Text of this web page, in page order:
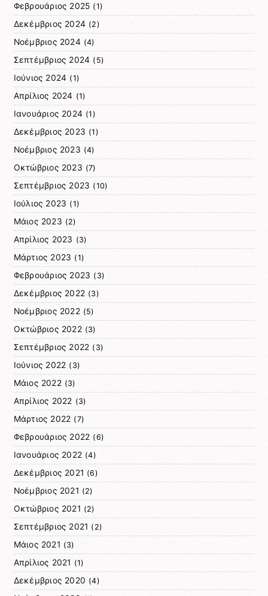
Φεβρουάριος 2025 (1)
Δεκέμβριος 2024 (2)
Νοέμβριος 2024 (4)
Σεπτέμβριος 2024 (5)
Ιούνιος 2024 (1)
Απρίλιος 2024 (1)
Ιανουάριος 2024 (1)
Δεκέμβριος 2023 (1)
Νοέμβριος 2023 (4)
Οκτώβριος 2023 (7)
Σεπτέμβριος 2023 (10)
Ιούλιος 2023 (1)
Μάιος 2023 (2)
Απρίλιος 2023 (3)
Μάρτιος 2023 (1)
Φεβρουάριος 2023 (3)
Δεκέμβριος 2022 (3)
Νοέμβριος 2022(5)
Οκτώβριος 2022(3)
Σεπτέμβριος 2022 (3)
Ιούνιος 2022 (3)
Μάιος 2022(3)
Απρίλιος 2022 (3)
Μάρτιος 2022 (7)
Φεβρουάριος 2022 (6)
Ιανουάριος 2022 (4)
Δεκέμβριος 2021 (6)
Νοέμβριος 2021 (2)
Οκτώβριος 2021 (2)
Σεπτέμβριος 2021 (2)
Μάιος 2021 (3)
Απρίλιος 2021 (1)
Δεκέμβριος 2020 (4)